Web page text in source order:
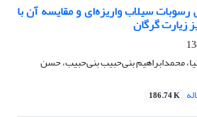
سیلاب واریزه‌ای و مقایسه آن با
زیارت گرگان
محمدابراهیم بنی‌حبیب بنی‌حبیب، حسن
186.74 K